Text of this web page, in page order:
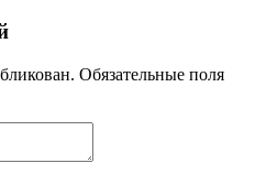
Обязательные поля